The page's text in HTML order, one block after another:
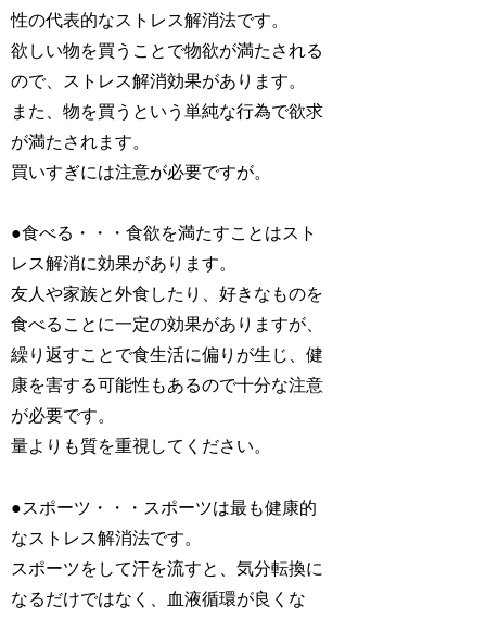
性の代表的なストレス解消法です。
欲しい物を買うことで物欲が満たされる
ので、ストレス解消効果があります。
また、物を買うという単純な行為で欲求
が満たされます。
買いすぎには注意が必要ですが。
●食べる・・・食欲を満たすことはスト
レス解消に効果があります。
友人や家族と外食したり、好きなものを
食べることに一定の効果がありますが、
繰り返すことで食生活に偏りが生じ、健
康を害する可能性もあるので十分な注意
が必要です。
量よりも質を重視してください。
●スポーツ・・・スポーツは最も健康的
なストレス解消法です。
スポーツをして汗を流すと、気分転換に
なるだけではなく、血液循環が良くな